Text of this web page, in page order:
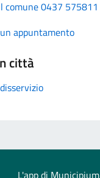
comune 0437 575811
appuntamento
città